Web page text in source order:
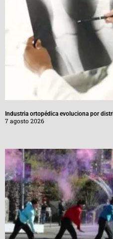
Industria ortopédica evoluciona por
7 agosto 2026